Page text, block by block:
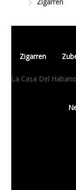
Zigarren
La Casa Del